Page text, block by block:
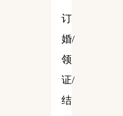
订
婚/
领
证/
结